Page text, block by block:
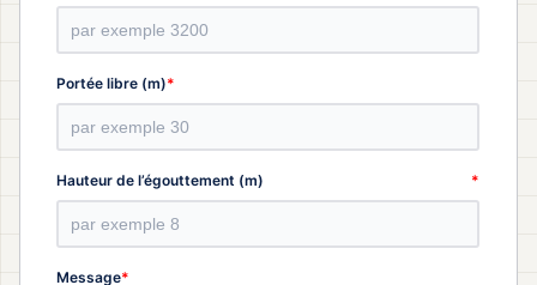
Portée libre (m)*
Hauteur de l’égouttement (m) *
Message*